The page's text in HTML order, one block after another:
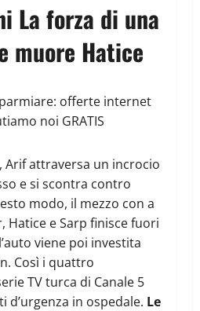
La forza di una
muore Hatice
offerte internet
noi GRATIS
Arif attraversa un incrocio
e si scontra contro
modo, il mezzo con a
Hatice e Sarp finisce fuori
viene poi investita
Così i quattro
TV turca di Canale 5
in ospedale. Le